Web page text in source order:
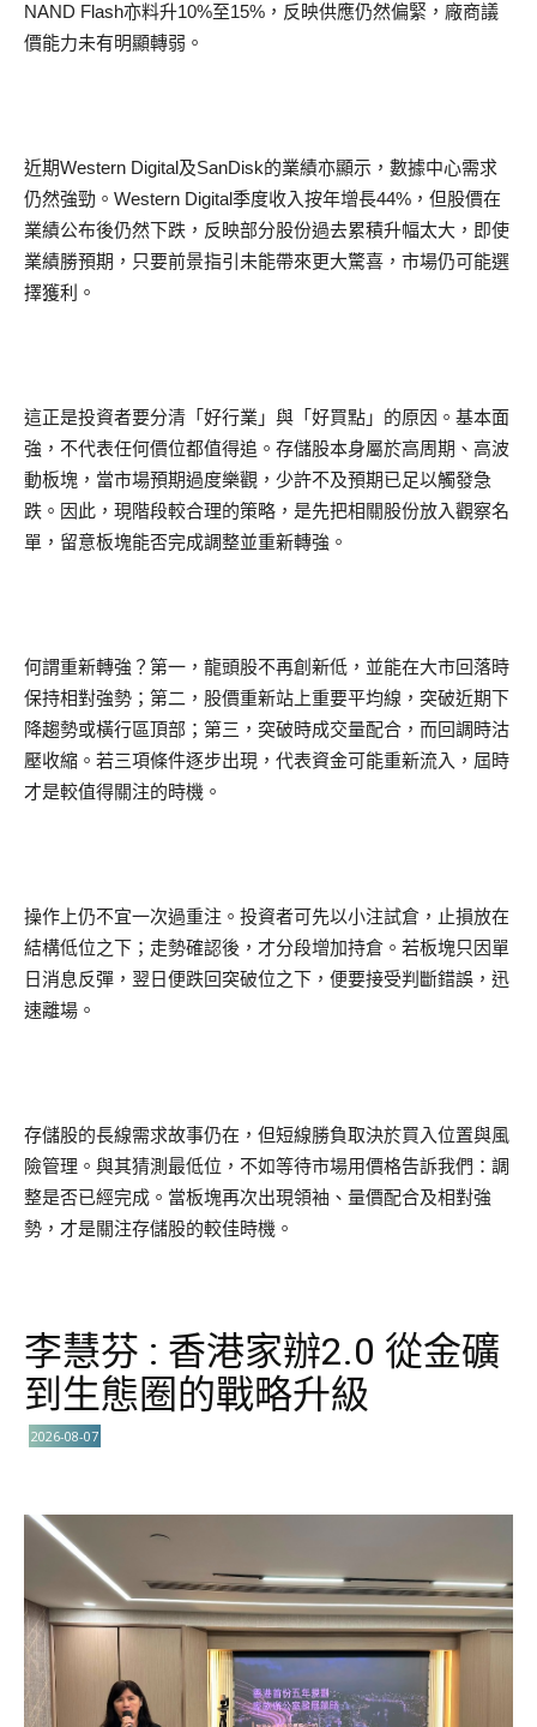
NAND Flash亦料升10%至15%，反映供應仍然偏緊，廠商議
價能力未有明顯轉弱。
近期Western Digital及SanDisk的業績亦顯示，數據中心需求
仍然強勁。Western Digital季度收入按年增長44%，但股價在
業績公布後仍然下跌，反映部分股份過去累積升幅太大，即使
業績勝預期，只要前景指引未能帶來更大驚喜，市場仍可能選
擇獲利。
這正是投資者要分清「好行業」與「好買點」的原因。基本面
強，不代表任何價位都值得追。存儲股本身屬於高周期、高波
動板塊，當市場預期過度樂觀，少許不及預期已足以觸發急
跌。因此，現階段較合理的策略，是先把相關股份放入觀察名
單，留意板塊能否完成調整並重新轉強。
何謂重新轉強？第一，龍頭股不再創新低，並能在大市回落時
保持相對強勢；第二，股價重新站上重要平均線，突破近期下
降趨勢或橫行區頂部；第三，突破時成交量配合，而回調時沽
壓收縮。若三項條件逐步出現，代表資金可能重新流入，屆時
才是較值得關注的時機。
操作上仍不宜一次過重注。投資者可先以小注試倉，止損放在
結構低位之下；走勢確認後，才分段增加持倉。若板塊只因單
日消息反彈，翌日便跌回突破位之下，便要接受判斷錯誤，迅
速離場。
存儲股的長線需求故事仍在，但短線勝負取決於買入位置與風
險管理。與其猜測最低位，不如等待市場用價格告訴我們：調
整是否已經完成。當板塊再次出現領袖、量價配合及相對強
勢，才是關注存儲股的較佳時機。
李慧芬 : 香港家辦2.0 從金礦
到生態圈的戰略升級
2026-08-07